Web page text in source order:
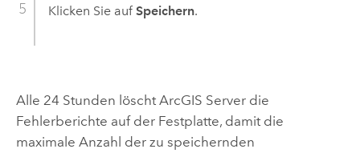
Klicken Sie auf Speichern.
Alle 24 Stunden löscht ArcGIS Serverdie
Fehlerberichte auf der Festplatte, damit die
maximale Anzahl der zu speichernden